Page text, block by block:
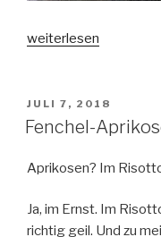
„Bohnensalat“
weiterlesen
VERÖFFENTLICHT
AM
JULI 7, 2018
Fenchel-
Aprikosen? Im
Ja, im Ernst. Im
richtig geil. Und zu